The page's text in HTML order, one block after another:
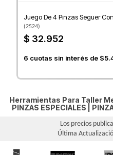
Juego De 4 Pinzas Seguer
(2524)
$ 32.952
6 cuotas sin interés de
Herramientas Para Taller
PINZAS ESPECIALES
Los precios
Última